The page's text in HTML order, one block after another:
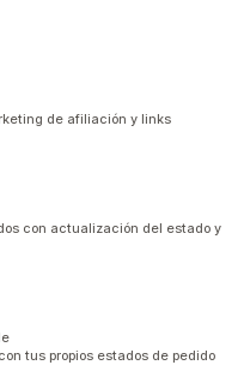
de afiliación y links
con actualización del estado y
tus propios estados de pedido